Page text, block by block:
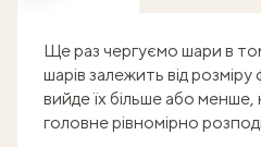
Ще раз чергуємо шари в
шарів залежить від
вийде їх більше або менше,
головне рівномірно